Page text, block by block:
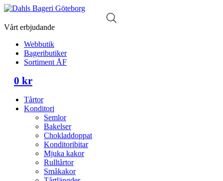
Vårt erbjudande
Webbutik
Bageributiker
Sortiment ÅF
0 kr
Tårtor
Konditori
Semlor
Bakelser
Chokladdoppat
Konditoribitar
Mjuka kakor
Rulltårtor
Småkakor